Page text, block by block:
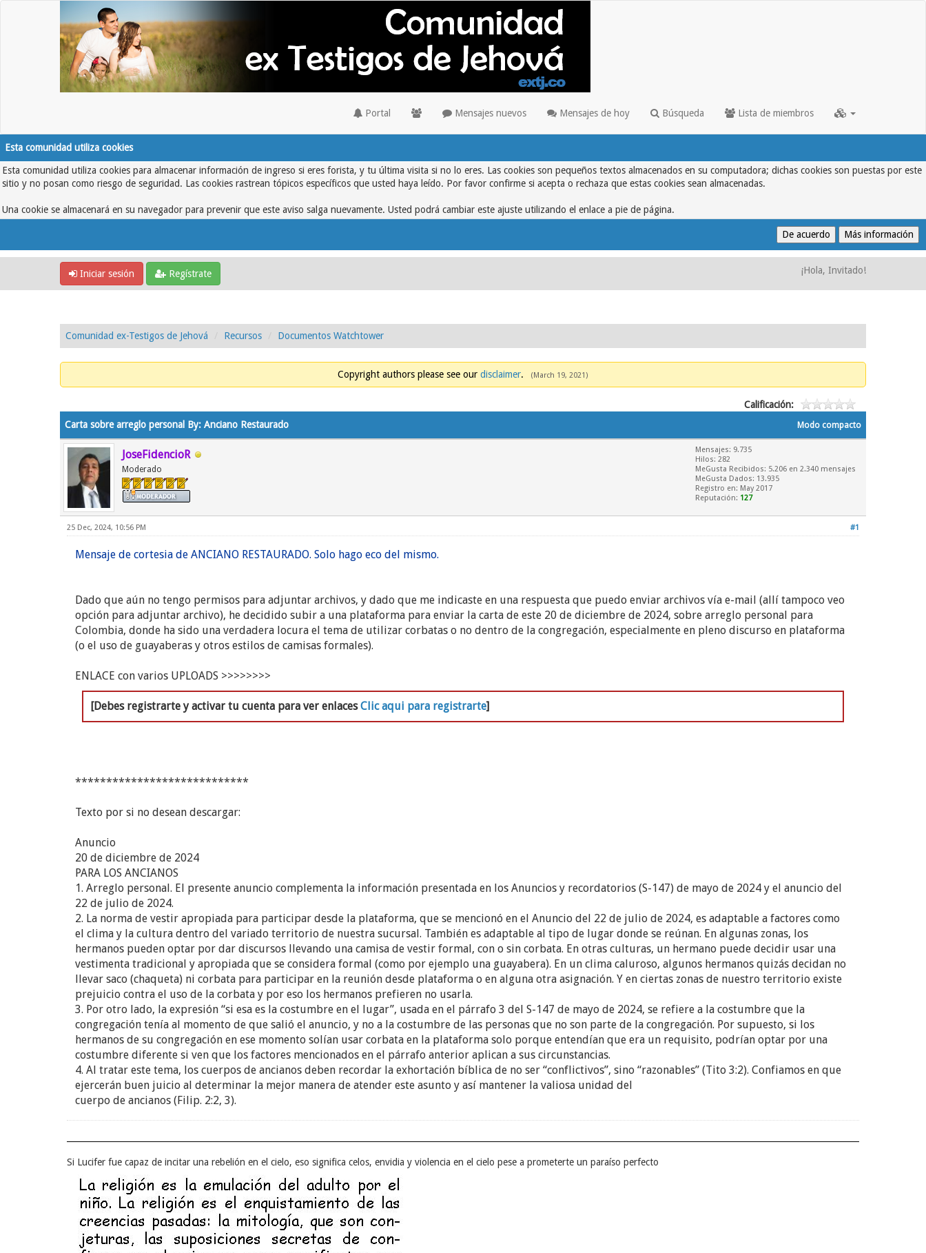
Portal Mensajes nuevos Mensajes de hoy Búsqueda Lista de miembros
Esta comunidad utiliza cookies
Esta comunidad utiliza cookies para almacenar información de ingreso si eres forista, y tu última visita si no lo eres. Las cookies son pequeños textos almacenados en su computadora; dichas cookies son puestas por este
sitio y no posan como riesgo de seguridad. Las cookies rastrean tópicos específicos que usted haya leído. Por favor confirme si acepta o rechaza que estas cookies sean almacenadas.
Una cookie se almacenará en su navegador para prevenir que este aviso salga nuevamente. Usted podrá cambiar este ajuste utilizando el enlace a pie de página.
Iniciar sesión Regístrate ¡Hola, Invitado!
Comunidad ex-Testigos de Jehová Recursos Documentos Watchtower
Copyright authors please see our disclaimer. (March 19, 2021)
Calificación:
Modo compacto
Carta sobre arreglo personal By: Anciano Restaurado
JoseFidencioR
Moderado
Mensajes: 9.735
Hilos: 282
MeGusta Recibidos: 5.206 en 2.340 mensajes
MeGusta Dados: 13.935
Registro en: May 2017
Reputación: 127
#1
25 Dec, 2024, 10:56 PM
Mensaje de cortesia de ANCIANO RESTAURADO. Solo hago eco del mismo.
Dado que aún no tengo permisos para adjuntar archivos, y dado que me indicaste en una respuesta que puedo enviar archivos vía e-mail (allí tampoco veo
opción para adjuntar archivo), he decidido subir a una plataforma para enviar la carta de este 20 de diciembre de 2024, sobre arreglo personal para
Colombia, donde ha sido una verdadera locura el tema de utilizar corbatas o no dentro de la congregación, especialmente en pleno discurso en plataforma
(o el uso de guayaberas y otros estilos de camisas formales).
ENLACE con varios UPLOADS >>>>>>>>
[Debes registrarte y activar tu cuenta para ver enlacesClic aqui para registrarte]
****************************
Texto por si no desean descargar:
Anuncio
20 de diciembre de 2024
PARA LOS ANCIANOS
1. Arreglo personal. El presente anuncio complementa la información presentada en los Anuncios y recordatorios (S-147) de mayo de 2024 y el anuncio del
22 de julio de 2024.
2. La norma de vestir apropiada para participar desde la plataforma, que se mencionó en el Anuncio del 22 de julio de 2024, es adaptable a factores como
el clima y la cultura dentro del variado territorio de nuestra sucursal. También es adaptable al tipo de lugar donde se reúnan. En algunas zonas, los
hermanos pueden optar por dar discursos llevando una camisa de vestir formal, con o sin corbata. En otras culturas, un hermano puede decidir usar una
vestimenta tradicional y apropiada que se considera formal (como por ejemplo una guayabera). En un clima caluroso, algunos hermanos quizás decidan no
llevar saco (chaqueta) ni corbata para participar en la reunión desde plataforma o en alguna otra asignación. Y en ciertas zonas de nuestro territorio existe
prejuicio contra el uso de la corbata y por eso los hermanos prefieren no usarla.
3. Por otro lado, la expresión “si esa es la costumbre en el lugar”, usada en el párrafo 3 del S-147 de mayo de 2024, se refiere a la costumbre que la
congregación tenía al momento de que salió el anuncio, y no a la costumbre de las personas que no son parte de la congregación. Por supuesto, si los
hermanos de su congregación en ese momento solían usar corbata en la plataforma solo porque entendían que era un requisito, podrían optar por una
costumbre diferente si ven que los factores mencionados en el párrafo anterior aplican a sus circunstancias.
4. Al tratar este tema, los cuerpos de ancianos deben recordar la exhortación bíblica de no ser “conflictivos”, sino “razonables” (Tito 3:2). Confiamos en que
ejercerán buen juicio al determinar la mejor manera de atender este asunto y así mantener la valiosa unidad del
cuerpo de ancianos (Filip. 2:2, 3).
Si Lucifer fue capaz de incitar una rebelión en el cielo, eso significa celos, envidia y violencia en el cielo pese a prometerte un paraíso perfecto